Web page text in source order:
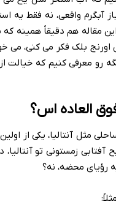
آبگرم واقعی، نه فقط یه
هم دقیقاً همینه که
بلک فکر می کنی، می
رو معرفی کنیم که خیالت
العاده اس؟
مثل آنتالیا، یکی از
زمستونی تو
رؤیای محضه، نه؟